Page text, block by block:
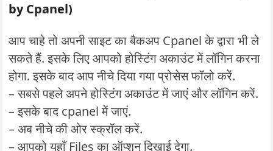
by Cpanel)
आप चाहे तो अपनी साइट का बैकअप Cpanel के द्वारा भी ले
सकते हैं. इसके लिए आपको होस्टिंग अकाउंट में लॉगिन करना
होगा. इसके बाद आप नीचे दिया गया प्रोसेस फॉलो करें.
– सबसे पहले अपने होस्टिंग अकाउंट में जाएं और लॉगिन करें.
– इसके बाद cpanel में जाएं.
– अब नीचे की ओर स्क्रॉल करें.
– आपको यहाँ Files का ऑप्शन दिखाई देगा.